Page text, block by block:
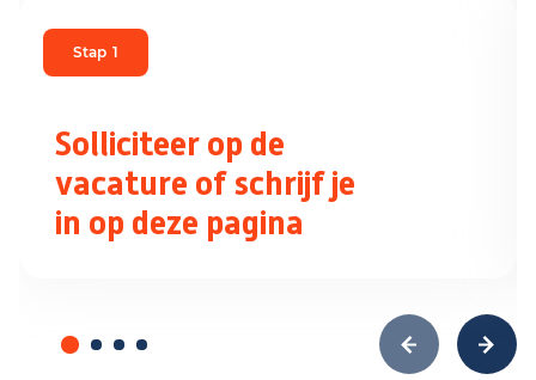
Stap 1
Solliciteer op de
vacature of schrijf je
in op deze pagina